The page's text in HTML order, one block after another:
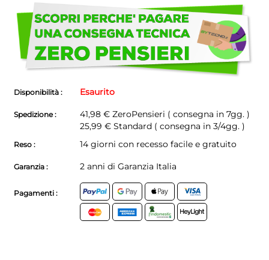
Scegli
di
non
avere
problemi!
Disponibilità : Esaurito
Spedizione : 41,98 € ZeroPensieri ( consegna in 7gg. )
25,99 € Standard ( consegna in 3/4gg. )
Reso : 14 giorni con recesso facile e gratuito
Garanzia : 2 anni di Garanzia Italia
Pagamenti :